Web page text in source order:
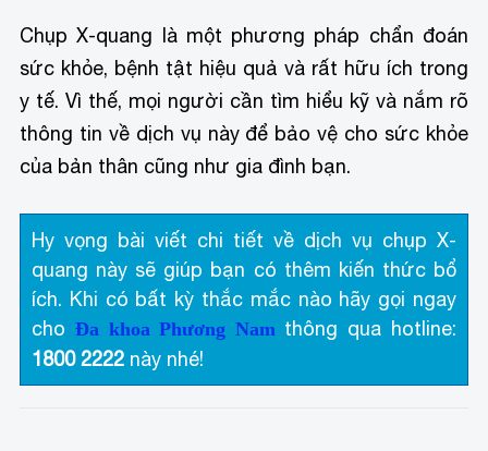
Chụp X-quang là một phương pháp chẩn đoán
sức khỏe, bệnh tật hiệu quả và rất hữu ích trong
y tế. Vì thế, mọi người cần tìm hiểu kỹ và nắm rõ
thông tin về dịch vụ này để bảo vệ cho sức khỏe
của bản thân cũng như gia đình bạn.
Hy vọng bài viết chi tiết về dịch vụ chụp X-
quang này sẽ giúp bạn có thêm kiến thức bổ
ích. Khi có bất kỳ thắc mắc nào hãy gọi ngay
cho Đa khoa Phương Namthông qua hotline:
1800 2222 này nhé!